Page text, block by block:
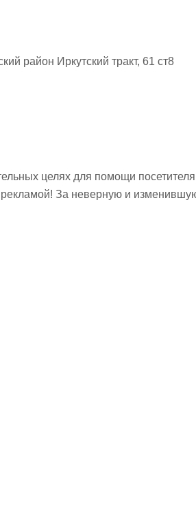
район Иркутский тракт, 61 ст8
целях для помощи
За неверную и